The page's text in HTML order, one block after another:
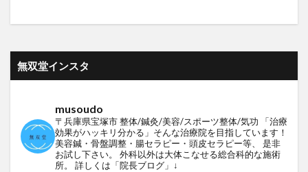
無双堂インスタ
musoudo
〒兵庫県宝塚市整体/鍼灸/美容/スポーツ整体/気功 「治療
効果がハッキリ分かる」そんな治療院を目指しています！
美容鍼・骨盤調整・腸セラピー・頭皮セラピー等、
是非
お試し下さい。
外科以外は大体こなせる総合科的な施術
所。
詳しくは「院長ブログ」↓